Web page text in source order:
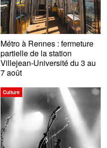
Métro à Rennes : fermeture
partielle de la station
Villejean-Université du 3 au
7 août
Culture